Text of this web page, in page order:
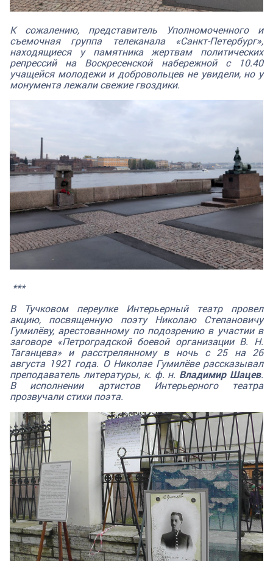
К сожалению, представитель Уполномоченного и
съемочная группа телеканала «Санкт-Петербург»,
находящиеся у памятника жертвам политических
репрессий на Воскресенской набережной с 10.40
учащейся молодежи и добровольцев не увидели, но у
монумента лежали свежие гвоздики.
***
В Тучковом переулке Интерьерный театр провел
акцию, посвященную поэту Николаю Степановичу
Гумилёву, арестованному по подозрению в участии в
заговоре «Петроградской боевой организации В. Н.
Таганцева» и расстрелянному в ночь с 25 на 26
августа 1921 года. О Николае Гумилёве рассказывал
преподаватель литературы, к. ф. н. Владимир Шацев.
В исполнении артистов Интерьерного театра
прозвучали стихи поэта.